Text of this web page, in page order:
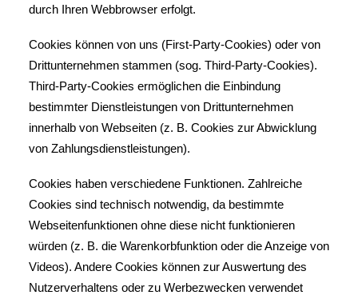
durch Ihren Webbrowser erfolgt.
Cookies können von uns (First-Party-Cookies) oder von
Drittunternehmen stammen (sog. Third-Party-Cookies).
Third-Party-Cookies ermöglichen die Einbindung
bestimmter Dienstleistungen von Drittunternehmen
innerhalb von Webseiten (z. B. Cookies zur Abwicklung
von Zahlungsdienstleistungen).
Cookies haben verschiedene Funktionen. Zahlreiche
Cookies sind technisch notwendig, da bestimmte
Webseitenfunktionen ohne diese nicht funktionieren
würden (z. B. die Warenkorbfunktion oder die Anzeige von
Videos). Andere Cookies können zur Auswertung des
Nutzerverhaltens oder zu Werbezwecken verwendet